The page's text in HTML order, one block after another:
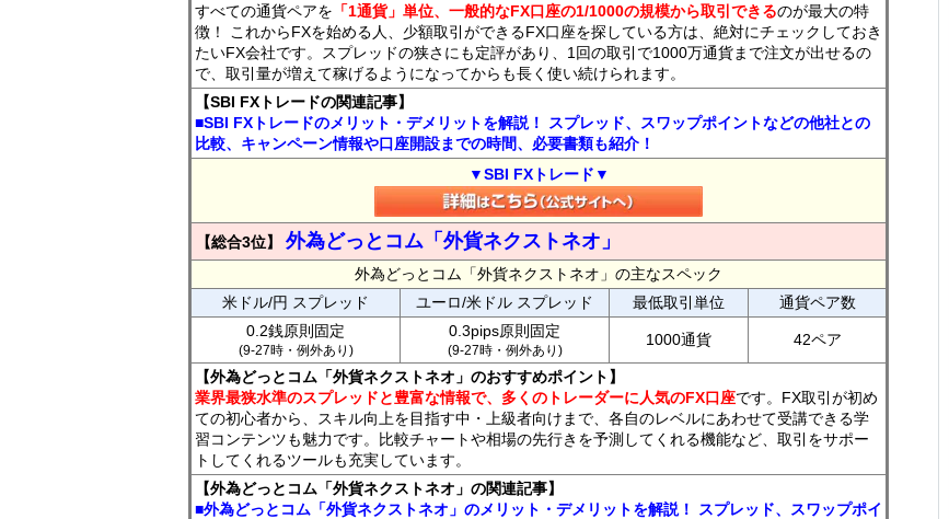
すべての通貨ペアを 「1通貨」単位、一般的なFX口座の1/1000の規模から取引できるのが最大の特
徴！ これからFXを始める人、少額取引ができるFX口座を探している方は、絶対にチェックしておき
たいFX会社です。スプレッドの狭さにも定評があり、1回の取引で1000万通貨まで注文が出せるの
で、取引量が増えて稼げるようになってからも長く使い続けられます。
【SBI FXトレードの関連記事】
■SBI FXトレードのメリット・デメリットを解説！ スプレッド、スワップポイントなどの他社との
比較、キャンペーン情報や口座開設までの時間、必要書類も紹介！
▼SBI FXトレード▼
【総合3位】 外為どっとコム「外貨ネクストネオ」
外為どっとコム「外貨ネクストネオ」の主なスペック
米ドル/円 スプレッド
ユーロ/米ドル スプレッド 最低取引単位
通貨ペア数
0.2銭原則固定
(9-27時・例外あり)
0.3pips原則固定
(9-27時・例外あり)
1000通貨 42ペア
【外為どっとコム「外貨ネクストネオ」のおすすめポイント】
業界最狭水準のスプレッドと豊富な情報で、多くのトレーダーに人気のFX口座です。FX取引が初め
ての初心者から、スキル向上を目指す中・上級者向けまで、各自のレベルにあわせて受講できる学
習コンテンツも魅力です。比較チャートや相場の先行きを予測してくれる機能など、取引をサポー
トしてくれるツールも充実しています。
【外為どっとコム「外貨ネクストネオ」の関連記事】
■外為どっとコム「外貨ネクストネオ」のメリット・デメリットを解説！ スプレッド、スワップポイ